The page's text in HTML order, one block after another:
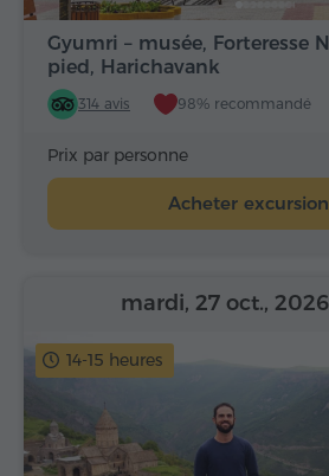
Gyumri – musée, Forteresse
pied, Harichavank
314 avis 98% recommandé
Prix par personne
Acheter excursion
14-15 heures
mardi, 27 oct., 2026